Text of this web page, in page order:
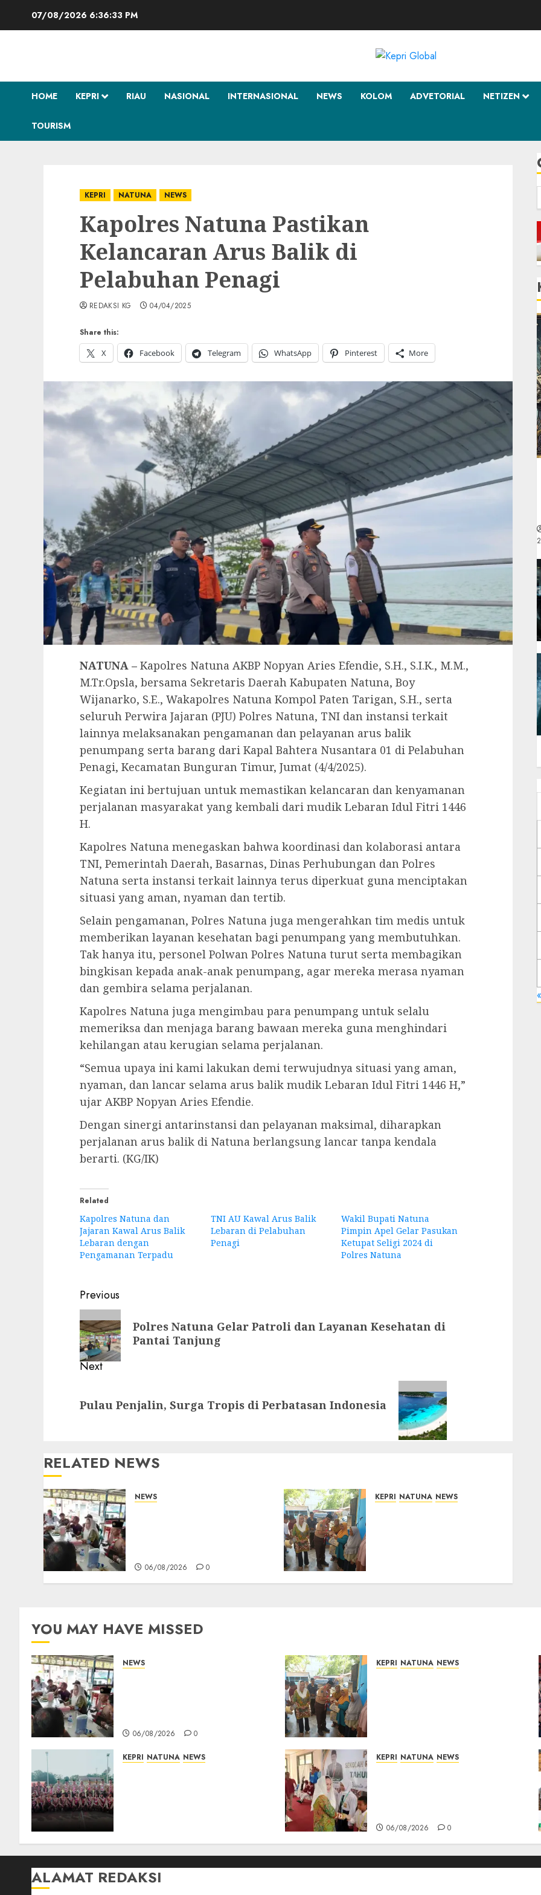
07/08/2026 6:36:34 PM
HOME KEPRI RIAU NASIONAL INTERNASIONAL NEWS KOLOM ADVETORIAL NETIZEN
TOURISM
KEPRI NATUNA NEWS
Kapolres Natuna Pastikan
Kelancaran Arus Balik di
Pelabuhan Penagi
Share this:
X
Facebook Telegram WhatsApp Pinterest More
REDAKSI KG 04/04/2025
NATUNA – Kapolres Natuna AKBP Nopyan Aries Efendie, S.H., S.I.K., M.M.,
M.Tr.Opsla, bersama Sekretaris Daerah Kabupaten Natuna, Boy
Wijanarko, S.E., Wakapolres Natuna Kompol Paten Tarigan, S.H., serta
seluruh Perwira Jajaran (PJU) Polres Natuna, TNI dan instansi terkait
lainnya melaksanakan pengamanan dan pelayanan arus balik
penumpang serta barang dari Kapal Bahtera Nusantara 01 di Pelabuhan
Penagi, Kecamatan Bunguran Timur, Jumat (4/4/2025).
Kegiatan ini bertujuan untuk memastikan kelancaran dan kenyamanan
perjalanan masyarakat yang kembali dari mudik Lebaran Idul Fitri 1446
H.
Kapolres Natuna menegaskan bahwa koordinasi dan kolaborasi antara
TNI, Pemerintah Daerah, Basarnas, Dinas Perhubungan dan Polres
Natuna serta instansi terkait lainnya terus diperkuat guna menciptakan
situasi yang aman, nyaman dan tertib.
Selain pengamanan, Polres Natuna juga mengerahkan tim medis untuk
memberikan layanan kesehatan bagi penumpang yang membutuhkan.
Tak hanya itu, personel Polwan Polres Natuna turut serta membagikan
bingkisan kepada anak-anak penumpang, agar mereka merasa nyaman
dan gembira selama perjalanan.
Kapolres Natuna juga mengimbau para penumpang untuk selalu
memeriksa dan menjaga barang bawaan mereka guna menghindari
kehilangan atau kerugian selama perjalanan.
“Semua upaya ini kami lakukan demi terwujudnya situasi yang aman,
nyaman, dan lancar selama arus balik mudik Lebaran Idul Fitri 1446 H,”
ujar AKBP Nopyan Aries Efendie.
Dengan sinergi antarinstansi dan pelayanan maksimal, diharapkan
perjalanan arus balik di Natuna berlangsung lancar tanpa kendala
berarti. (KG/IK)
Related
Kapolres Natuna dan
Jajaran Kawal Arus Balik
Lebaran dengan
Pengamanan Terpadu
TNI AU Kawal Arus Balik
Lebaran di Pelabuhan
Penagi
Wakil Bupati Natuna
Pimpin Apel Gelar Pasukan
Ketupat Seligi 2024 di
Polres Natuna
Post
navigation
Previous
Previous
post:
Polres Natuna Gelar Patroli dan Layanan Kesehatan di
Pantai Tanjung
Next
post:
Pulau Penjalin, Surga Tropis di Perbatasan Indonesia
RELATED NEWS
NEWS
06/08/2026 0
KEPRI NATUNA NEWS
YOU MAY HAVE MISSED
NEWS
06/08/2026 0
KEPRI NATUNA NEWS
KEPRI NATUNA NEWS
06/08/2026 0
KEPRI NATUNA NEWS
06/08/2026 0
ALAMAT REDAKSI